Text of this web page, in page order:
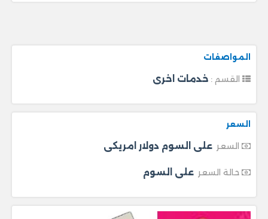
المواصفات
خدمات اخرى
السعر
السعر على السوم دولار امريكى
حالة السعر على السوم